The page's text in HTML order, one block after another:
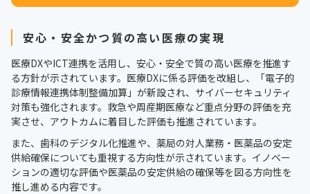
安心・安全かつ質の高い医療の実現
医療DXやICT連携を活用し、安心・安全で質の高い医療を推進す
る方針が示されています。医療DXに係る評価を改組し、「電子的
診療情報連携体制整備加算」が新設され、サイバーセキュリティ
対策も強化されます。救急や周産期医療など重点分野の評価を充
実させ、アウトカムに着目した評価も推進されています。
また、歯科のデジタル化推進や、薬局の対人業務・医薬品の安定
供給確保についても重視する方向性が示されています。イノベー
ションの適切な評価や医薬品の安定供給の確保等を図る方向性を
推し進める内容です。